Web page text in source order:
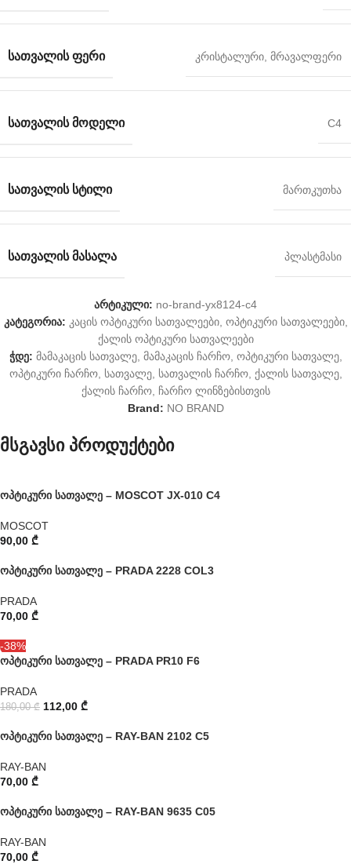
ᲡᲐᲗᲕᲐᲚᲘᲡ ᲤᲔᲠᲘ კრისტალური მრავალფერი
ᲡᲐᲗᲕᲐᲚᲘᲡ ᲛᲝᲓᲔᲚᲘ C4
ᲡᲐᲗᲕᲐᲚᲘᲡ ᲡᲢᲘᲚᲘ მართკუთხა
ᲡᲐᲗᲕᲐᲚᲘᲡ ᲛᲐᲡᲐᲚᲐ პლასტმასი
არტიკული: no-brand-yx8124-c4
კატეგორია: კაცის ოპტიკური სათვალეები, ოპტიკური სათვალეები,
ქალის ოპტიკური სათვალეები
ჭდე: მამაკაცის სათვალე, მამაკაცის ჩარჩო, ოპტიკური სათვალე,
ოპტიკური ჩარჩო, სათვალე, სათვალის ჩარჩო, ქალის სათვალე,
ქალის ჩარჩო,
ჩარჩო ლინზებისთვის
Brand: NO BRAND
მსგავსი პროდუქტები
ოპტიკური სათვალე – MOSCOT JX-010 C4
MOSCOT
90,00 ₾
ოპტიკური სათვალე – PRADA 2228 COL3
PRADA
70,00 ₾
-38%
ოპტიკური სათვალე – PRADA PR10 F6
PRADA
180,00₾ 112,00 ₾
ოპტიკური სათვალე – RAY-BAN 2102 C5
RAY-BAN
70,00 ₾
ოპტიკური სათვალე – RAY-BAN 9635 C05
RAY-BAN
70,00 ₾